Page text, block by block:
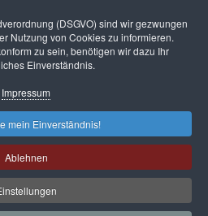
2024/25
Termine
Der "grüne Baron" Ralf
(DSGVO) sind wir gezwungen
Nutzung von Cookies zu informieren.
zu sein, benötigen wir dazu Ihr
Einverständnis.
Impressum
mein Einverständnis!
Ablehnen